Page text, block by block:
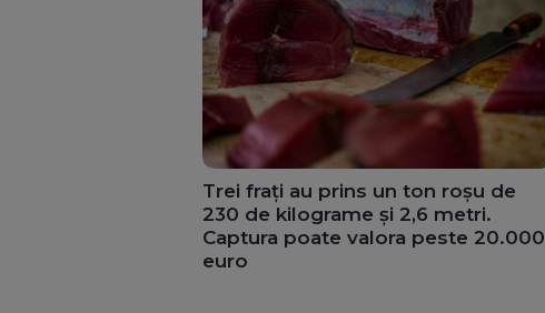
Trei frați au prins un ton roșu de
230 de kilograme și 2,6 metri.
Captura poate valora peste 20.000
euro